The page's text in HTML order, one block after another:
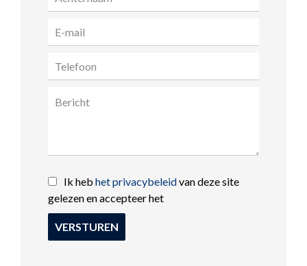
Ik heb het privacybeleidvan deze site
gelezen en accepteer het
VERSTUREN